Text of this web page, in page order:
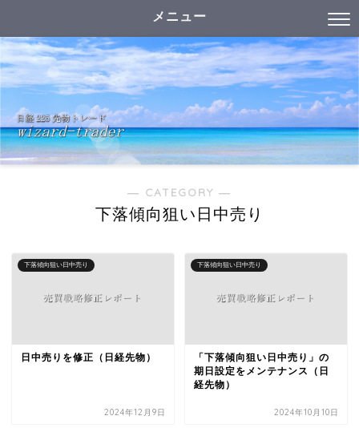
メニュー
― CATEGORY ―
下落傾向狙い日中売り
下落傾向狙い日中売り
日中売りを修正（日経先物）
2024年12月9日
下落傾向狙い日中売り
「下落傾向狙い日中売り」の
期日設定をメンテナンス（日
経先物）
2024年10月10日